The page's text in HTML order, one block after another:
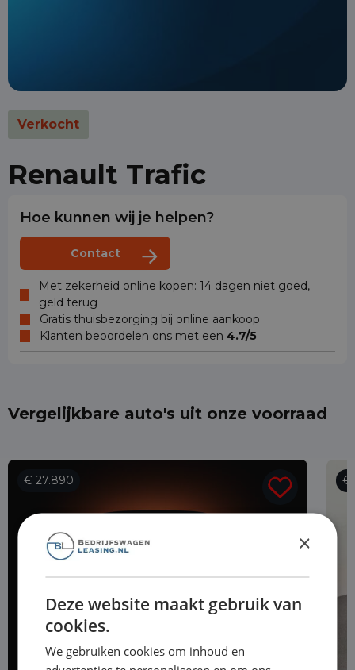
Verkocht
Renault Trafic
Hoe kunnen wij je helpen?
Contact
Met zekerheid online kopen: 14 dagen niet goed,
geld terug
Gratis thuisbezorging bij online aankoop
Klanten beoordelen ons met een 4.7/5
Vergelijkbare auto's uit onze voorraad
€ 27.890 €
×
Deze website maakt gebruik van
cookies.
We gebruiken cookies om inhoud en